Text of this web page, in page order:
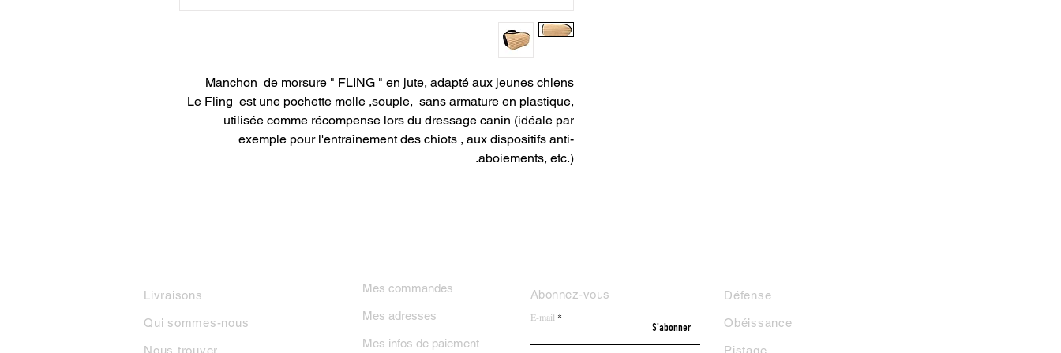
Manchon de morsure " FLING " en jute, adapté aux jeunes chiens
Le Fling est une pochette molle ,souple, sans armature en plastique,
utilisée comme récompense lors du dressage canin (idéale par
exemple pour l'entraînement des chiots , aux dispositifs anti-
aboiements, etc.).
Livraisons
Qui sommes-nous
Abonnez-vous
E-mail
S'abonner
Défense
Obéissance
Mes commandes
Mes adresses
Mes infos de paiement